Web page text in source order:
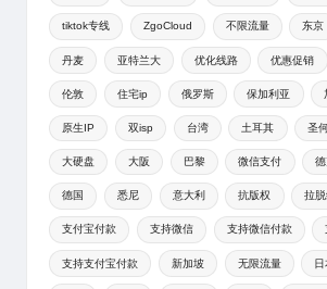
tiktok专线 ZgoCloud 不限流量 东京
丹麦 亚特兰大 优化线路 优惠促销
伦敦 住宅ip 俄罗斯 保加利亚
原生IP 双isp 台湾 土耳其 圣
大硬盘 大阪 巴黎 微信支付
德国 悉尼 意大利 抗版权 拉
支付宝付款 支持微信 支持微信付款
支持支付宝付款 新加坡 无限流量 日